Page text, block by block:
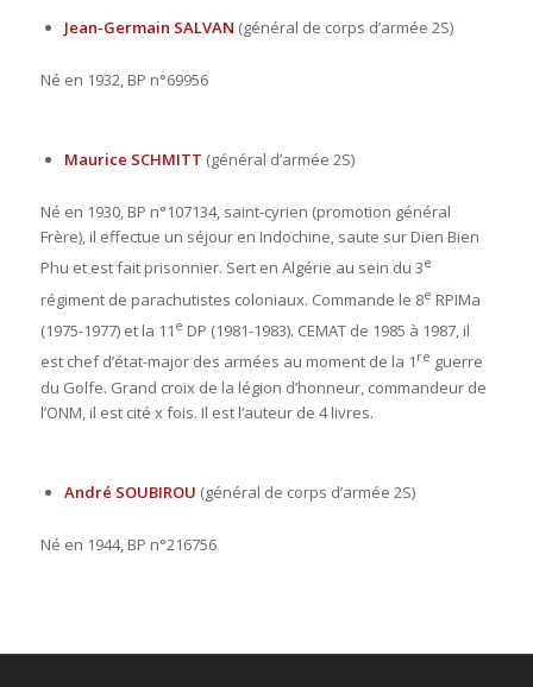
Jean-Germain SALVAN (général de corps d’armée 2S)
Né en 1932, BP n°69956
Maurice SCHMITT (général d’armée 2S)
Né en 1930, BP n°107134, saint-cyrien (promotion général
Frère), il effectue un séjour en Indochine, saute sur Dien Bien
Phu et est fait prisonnier. Sert en Algérie au sein du 3e
régiment de parachutistes coloniaux. Commande le 8e RPIMa
(1975-1977) et la 11 e DP (1981-1983). CEMAT de 1985 à 1987, il
est chef d’état-major des armées au moment de la 1 re guerre
du Golfe. Grand croix de la légion d’honneur, commandeur de
l’ONM, il est cité x fois. Il est l’auteur de 4 livres.
André SOUBIROU (général de corps d’armée 2S)
Né en 1944, BP n°216756